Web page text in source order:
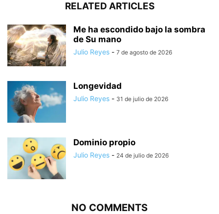
RELATED ARTICLES
Me ha escondido bajo la sombra
de Su mano
Julio Reyes - 7 de agosto de 2026
Longevidad
Julio Reyes - 31 de julio de 2026
Dominio propio
Julio Reyes - 24 de julio de 2026
NO COMMENTS